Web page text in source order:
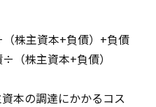
株主資本+負債）+負債
（株主資本+負債）
本の調達にかかるコス